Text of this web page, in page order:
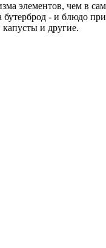
элементов, чем в
- и блюдо
и другие.